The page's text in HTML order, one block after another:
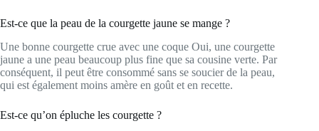
Est-ce que la peau de la courgette jaune se mange ?
Une bonne courgette crue avec une coque Oui, une courgette
jaune a une peau beaucoup plus fine que sa cousine verte. Par
conséquent, il peut être consommé sans se soucier de la peau,
qui est également moins amère en goût et en recette.
Est-ce qu’on épluche les courgette ?